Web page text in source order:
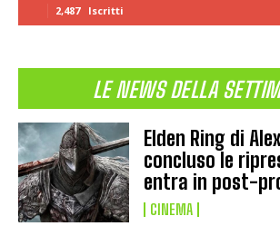
2,487 Iscritti
LE NEWS DELLA
Elden Ring di
concluso le
entra in post-
CINEMA